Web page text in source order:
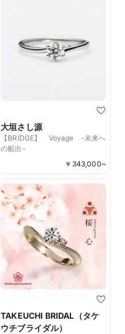
大垣さし源
【BRIDGE】 Voyage -未来へ
の船出-
￥ 343,000~
TAKEUCHI BRIDAL（タケ
ウチブライダル）